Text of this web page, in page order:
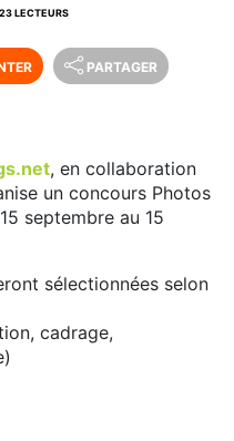
LECTEURS
PARTAGER
, en collaboration
un concours Photos
septembre au 15
sélectionnées selon
cadrage,